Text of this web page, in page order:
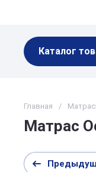
Каталог
Главная /
Матрас